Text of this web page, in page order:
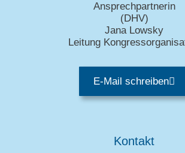
Ansprechpartnerin
(DHV)
Jana Lowsky
Leitung
E-Mail schreiben
Kontakt